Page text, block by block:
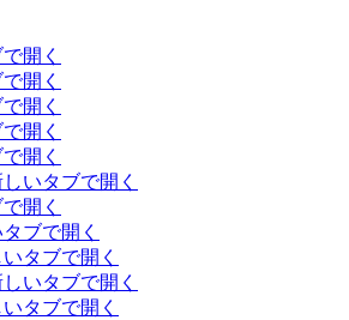
開く
開く
開く
開く
開く
しいタブで開く
開く
ブで開く
タブで開く
しいタブで開く
タブで開く